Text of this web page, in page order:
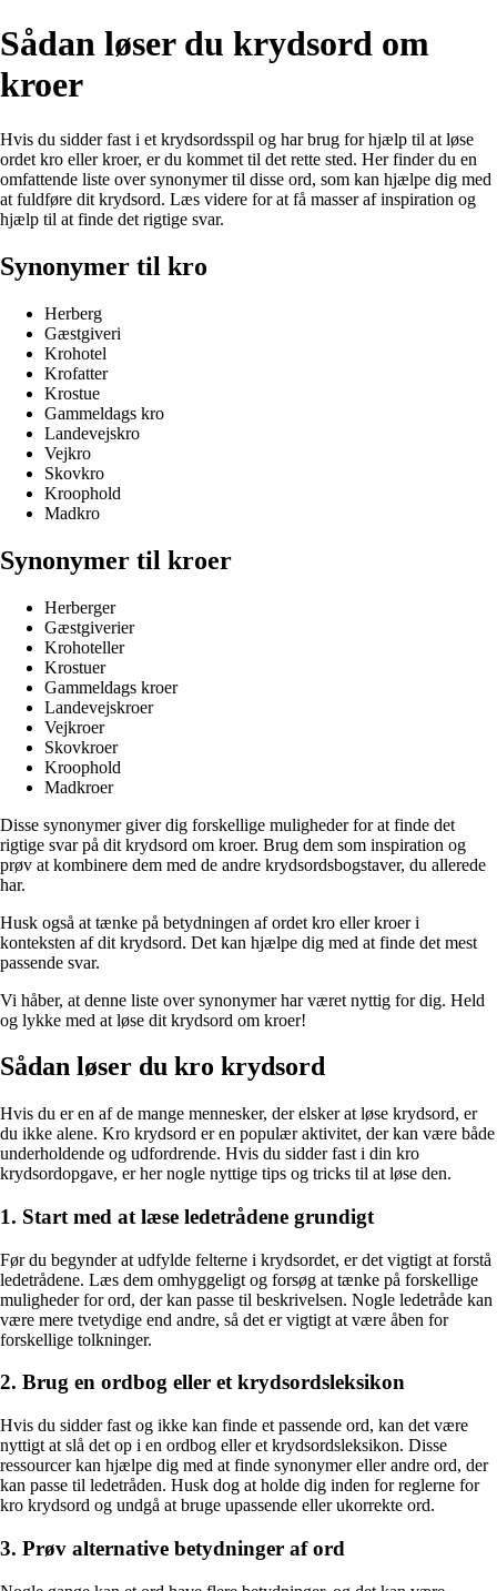
Sådan løser du krydsord om
kroer
Hvis du sidder fast i et krydsordsspil og har brug for hjælp til at løse
ordet kro eller kroer, er du kommet til det rette sted. Her finder du en
omfattende liste over synonymer til disse ord, som kan hjælpe dig med
at fuldføre dit krydsord. Læs videre for at få masser af inspiration og
hjælp til at finde det rigtige svar.
Synonymer til kro
Herberg
Gæstgiveri
Krohotel
Krofatter
Krostue
Gammeldags kro
Landevejskro
Vejkro
Skovkro
Kroophold
Madkro
Synonymer til kroer
Herberger
Gæstgiverier
Krohoteller
Krostuer
Gammeldags kroer
Landevejskroer
Vejkroer
Skovkroer
Kroophold
Madkroer
Disse synonymer giver dig forskellige muligheder for at finde det
rigtige svar på dit krydsord om kroer. Brug dem som inspiration og
prøv at kombinere dem med de andre krydsordsbogstaver, du allerede
har.
Husk også at tænke på betydningen af ordet kro eller kroer i
konteksten af dit krydsord. Det kan hjælpe dig med at finde det mest
passende svar.
Vi håber, at denne liste over synonymer har været nyttig for dig. Held
og lykke med at løse dit krydsord om kroer!
Sådan løser du kro krydsord
Hvis du er en af de mange mennesker, der elsker at løse krydsord, er
du ikke alene. Kro krydsord er en populær aktivitet, der kan være både
underholdende og udfordrende. Hvis du sidder fast i din kro
krydsordopgave, er her nogle nyttige tips og tricks til at løse den.
1. Start med at læse ledetrådene grundigt
Før du begynder at udfylde felterne i krydsordet, er det vigtigt at forstå
ledetrådene. Læs dem omhyggeligt og forsøg at tænke på forskellige
muligheder for ord, der kan passe til beskrivelsen. Nogle ledetråde kan
være mere tvetydige end andre, så det er vigtigt at være åben for
forskellige tolkninger.
2. Brug en ordbog eller et krydsordsleksikon
Hvis du sidder fast og ikke kan finde et passende ord, kan det være
nyttigt at slå det op i en ordbog eller et krydsordsleksikon. Disse
ressourcer kan hjælpe dig med at finde synonymer eller andre ord, der
kan passe til ledetråden. Husk dog at holde dig inden for reglerne for
kro krydsord og undgå at bruge upassende eller ukorrekte ord.
3. Prøv alternative betydninger af ord